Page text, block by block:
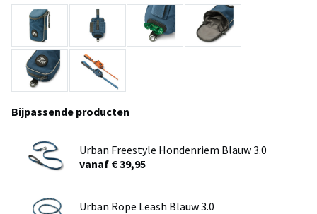
Bijpassende producten
Urban Freestyle Hondenriem Blauw 3.0
vanaf € 39,95
Urban Rope Leash Blauw 3.0